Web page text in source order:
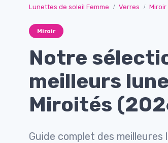
Lunettes de soleil Femme Verres Miroir
Miroir
Notre
meilleurs
Miroités
Guide complet des